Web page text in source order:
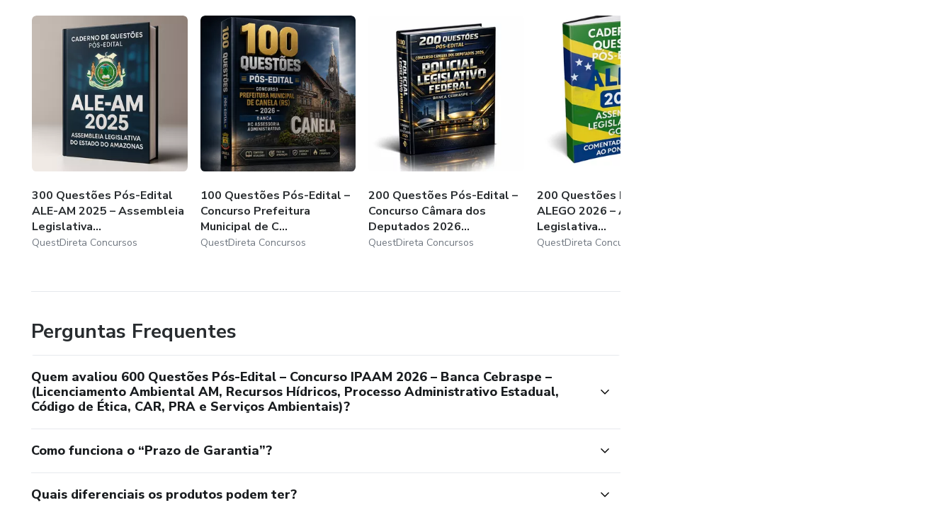
300 Questões Pós-Edital
ALE-AM 2025 – Assembleia
Legislativa...
QuestDireta Concursos
100 Questões Pós-Edital –
Concurso Prefeitura
Municipal de C...
QuestDireta Concursos
200 Questões Pós-Edital –
Concurso Câmara dos
Deputados 2026...
QuestDireta Concursos
200 Questões Pós-Edital
ALEGO 2026 – Assembleia
Legislativa...
QuestDireta Concursos
Perguntas Frequentes
Quem avaliou 600 Questões Pós-Edital – Concurso IPAAM 2026 – Banca Cebraspe –
(Licenciamento Ambiental AM, Recursos Hídricos, Processo Administrativo Estadual,
Código de Ética, CAR, PRA e Serviços Ambientais)?
Como funciona o “Prazo de Garantia”?
Quais diferenciais os produtos podem ter?